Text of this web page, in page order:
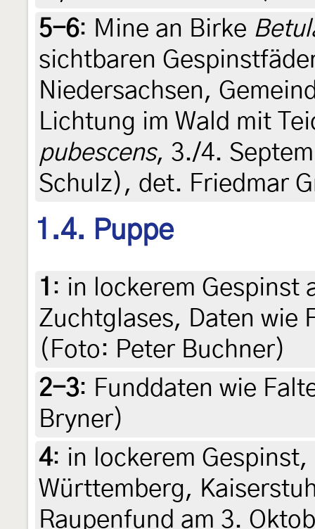
5-6: Mine an Birke
sichtbaren
Niedersachsen,
Lichtung im Wald mit
pubescens, 3./4.
Schulz), det. Friedmar
1.4. Puppe
1 : in lockerem Gespinst
Zuchtglases, Daten wie
(Foto: Peter Buchner)
2-3: Funddaten wie
Bryner)
4: in lockerem
Württemberg,
Raupenfund am 3.